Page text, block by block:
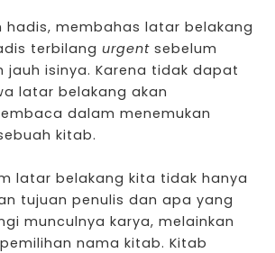
hadis, membahas latar belakang
terbilang urgent sebelum
jauh isinya. Karena tidak dapat
latar belakang akan
dalam menemukan
kitab.
latar belakang kita tidak hanya
tujuan penulis dan apa yang
munculnya karya, melainkan
nama kitab. Kitab